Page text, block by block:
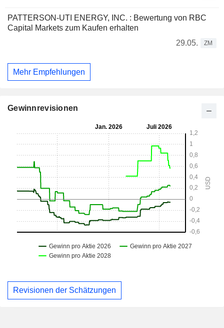
PATTERSON-UTI ENERGY, INC. : Bewertung von RBC
Capital Markets zum Kaufen erhalten
29.05.
ZM
Mehr Empfehlungen
Gewinnrevisionen
Revisionen der Schätzungen